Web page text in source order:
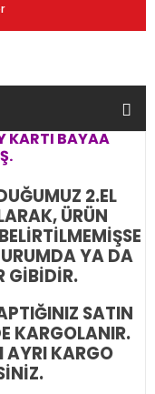
KARTI BAYAA
2.EL
ÜRÜN
YA DA
GİBİDİR.
SATIN
KARGOLANIR.
AYRI KARGO